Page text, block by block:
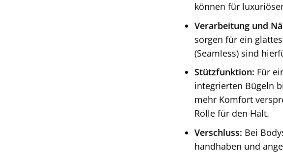
können für
Verarbeitung und
sorgen für ein
(Seamless) sind
Stützfunktion: Für
integrierten Bügeln
mehr Komfort
Rolle für den Halt.
Verschluss: Bei
handhaben und